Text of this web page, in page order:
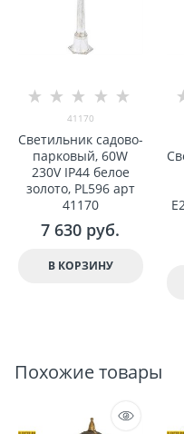
41170
Светильник садово-
парковый, 60W
230V IP44 белое
золото, PL596 арт
41170
7 630 руб.
В КОРЗИНУ
Похожие товары